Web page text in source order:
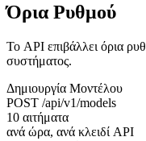
Όρια Ρυθμού
Το API επιβάλλει όρια
συστήματος.
Δημιουργία Μοντέλου
POST /api/v1/models
10 αιτήματα
ανά ώρα, ανά κλειδί API